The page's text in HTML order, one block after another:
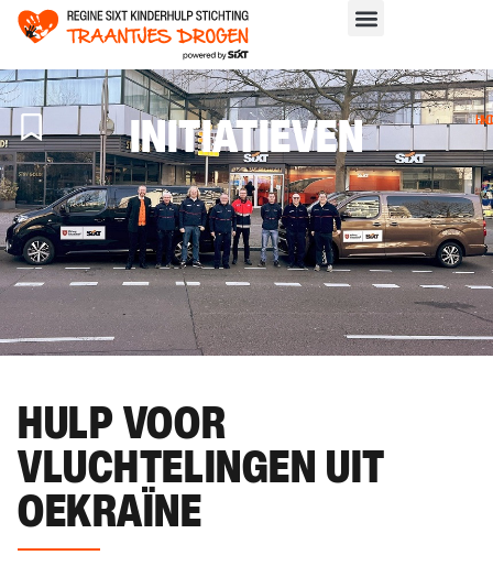
INITIATIEVEN >
HULP VOOR
VLUCHTELINGEN UIT
OEKRAÏNE